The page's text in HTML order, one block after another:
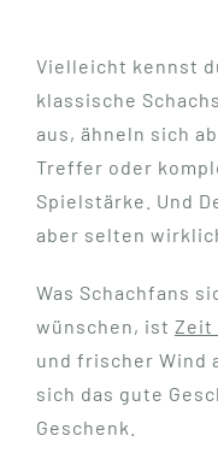
Vielleicht kennst
klassische
aus, ähneln sich
Treffer oder
Spielstärke. Und
aber selten
Was Schachfans
wünschen, ist Zeit
und frischer Wind
sich das gute
Geschenk.